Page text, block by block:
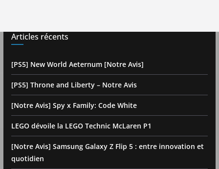
Articles récents
[PS5] New World Aeternum [Notre Avis]
[PS5] Throne and Liberty – Notre Avis
[Notre Avis] Spy x Family: Code White
LEGO dévoile la LEGO Technic McLaren P1
[Notre Avis] Samsung Galaxy Z Flip 5 : entre innovation et
quotidien